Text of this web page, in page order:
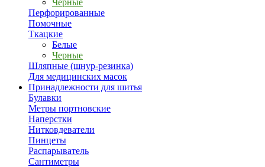
Черные
Перфорированные
Помочные
Ткацкие
Белые
Черные
Шляпные (шнур-резинка)
Для медицинских масок
Принадлежности для шитья
Булавки
Метры портновские
Наперстки
Нитковдеватели
Пинцеты
Распарыватель
Сантиметры